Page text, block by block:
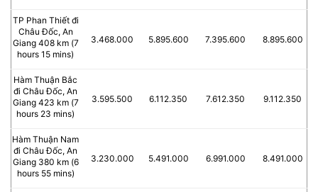
TP Phan Thiết đi
Châu Đốc, An
Giang 408 km (7
hours 15 mins)
3.468.000 5.895.600 7.395.600 8.895.600
Hàm Thuận Bắc
đi Châu Đốc, An
Giang 423 km (7
hours 23 mins)
3.595.500 6.112.350 7.612.350 9.112.350
Hàm Thuận Nam
đi Châu Đốc, An
Giang 380 km (6
hours 55 mins)
3.230.000 5.491.000 6.991.000 8.491.000